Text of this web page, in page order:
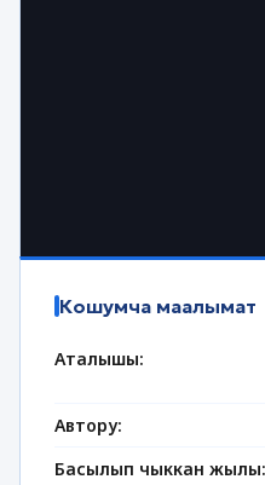
Кошумча маалымат
Аталышы:
Автору:
Басылып чыккан жылы: